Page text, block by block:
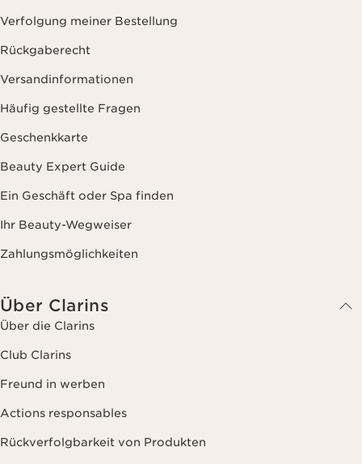
Verfolgung meiner Bestellung
Rückgaberecht
Versandinformationen
Häufig gestellte Fragen
Geschenkkarte
Beauty Expert Guide
Ein Geschäft oder Spa finden
Ihr Beauty-Wegweiser
Zahlungsmöglichkeiten
Über Clarins
Über die Clarins
Club Clarins
Freund in werben
Actions responsables
Rückverfolgbarkeit von Produkten